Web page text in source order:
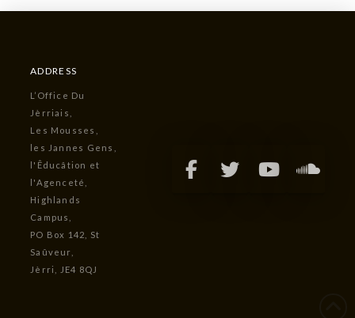
ADDRESS
L’Office Du
Jèrriais,
Les Mousses,
les Jannes Gens,
l'Êducâtion et
l'Agenceté,
Highlands
Campus,
PO Box 142, St
Saûveur,
Jèrri, JE4 8QJ